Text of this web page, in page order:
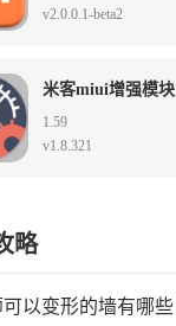
v2.0.0.1-beta2
米客miui增强模块
1.59
v1.8.321
略